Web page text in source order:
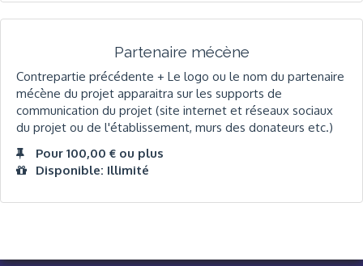
Partenaire mécène
Contrepartie précédente + Le logo ou le nom du partenaire
mécène du projet apparaitra sur les supports de
communication du projet (site internet et réseaux sociaux
du projet ou de l'établissement, murs des donateurs etc.)
Pour 100,00 € ou plus
Disponible: Illimité